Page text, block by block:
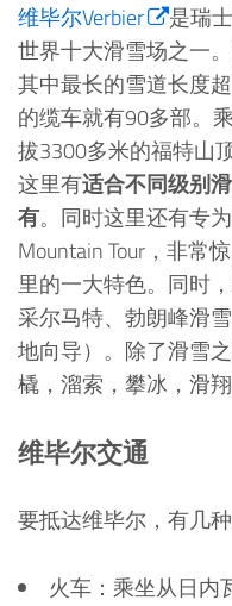
维毕尔Verbier
是瑞
世界十大滑雪场之一
其中最长的雪道长度
的缆车就有90多部。
拔3300多米的福特山
这里有适合不同级别
有。同时这里还有专
Mountain Tour，非常
里的一大特色。同时
采尔马特、勃朗峰滑
地向导）。除了滑雪
橇，溜索，攀冰，滑
维毕尔交通
要抵达维毕尔，有几
火车：乘坐从日内